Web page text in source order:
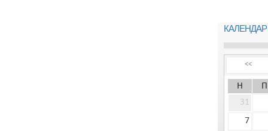
<<
Н
П
31
7